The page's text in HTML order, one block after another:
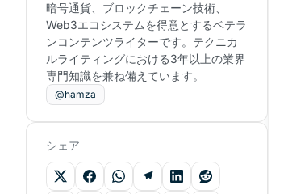
暗号通貨、ブロックチェーン技術、
Web3エコシステムを得意とするベテラ
ンコンテンツライターです。テクニカ
ルライティングにおける3年以上の業界
専門知識を兼ね備えています。
@hamza
シェア